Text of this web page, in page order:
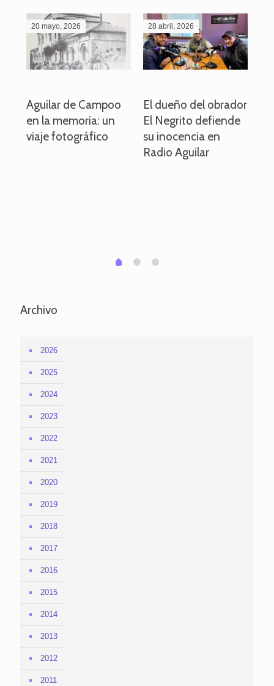
20 mayo, 2026
Aguilar de Campoo
en la memoria: un
viaje fotográfico
28 abril, 2026
El dueño del obrador
El Negrito defiende
su inocencia en
Radio Aguilar
0 1 2
Archivo
2026
2025
2024
2023
2022
2021
2020
2019
2018
2017
2016
2015
2014
2013
2012
2011